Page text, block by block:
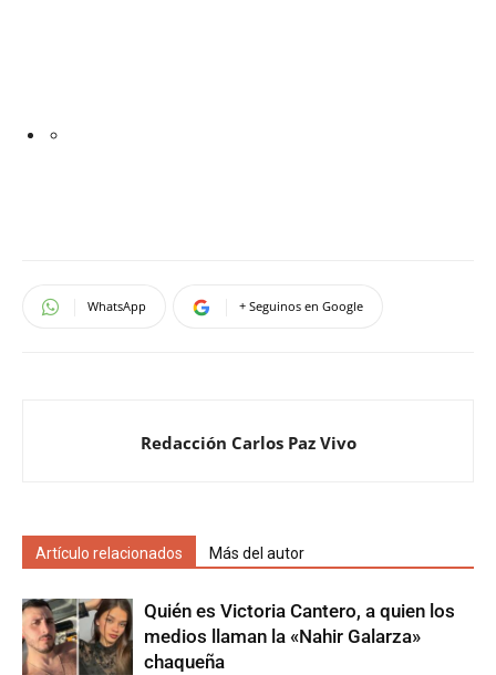
WhatsApp + Seguinos en Google
Redacción Carlos Paz Vivo
Artículo relacionados Más del autor
Quién es Victoria Cantero, a quien los
medios llaman la «Nahir Galarza»
chaqueña